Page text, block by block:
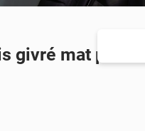
givré mat pour